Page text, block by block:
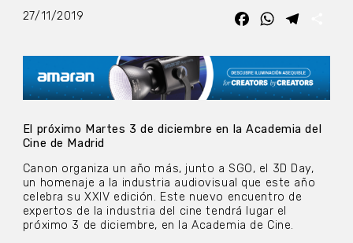
27/11/2019 FacebookWhatsApp
El próximo Martes 3 de diciembre en la Academia del
Cine de Madrid
Canon organiza un año más, junto a SGO, el 3D Day,
un homenaje a la industria audiovisual que este año
celebra su XXIV edición. Este nuevo encuentro de
expertos de la industria del cine tendrá lugar el
próximo 3 de diciembre, en la Academia de Cine.